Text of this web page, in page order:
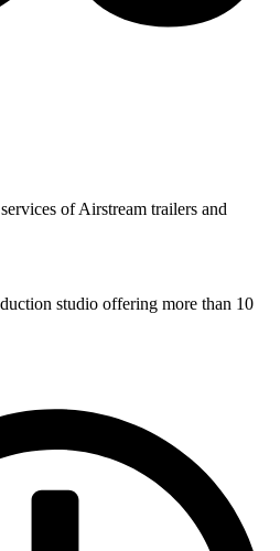
of Airstream trailers and
studio offering more than 10